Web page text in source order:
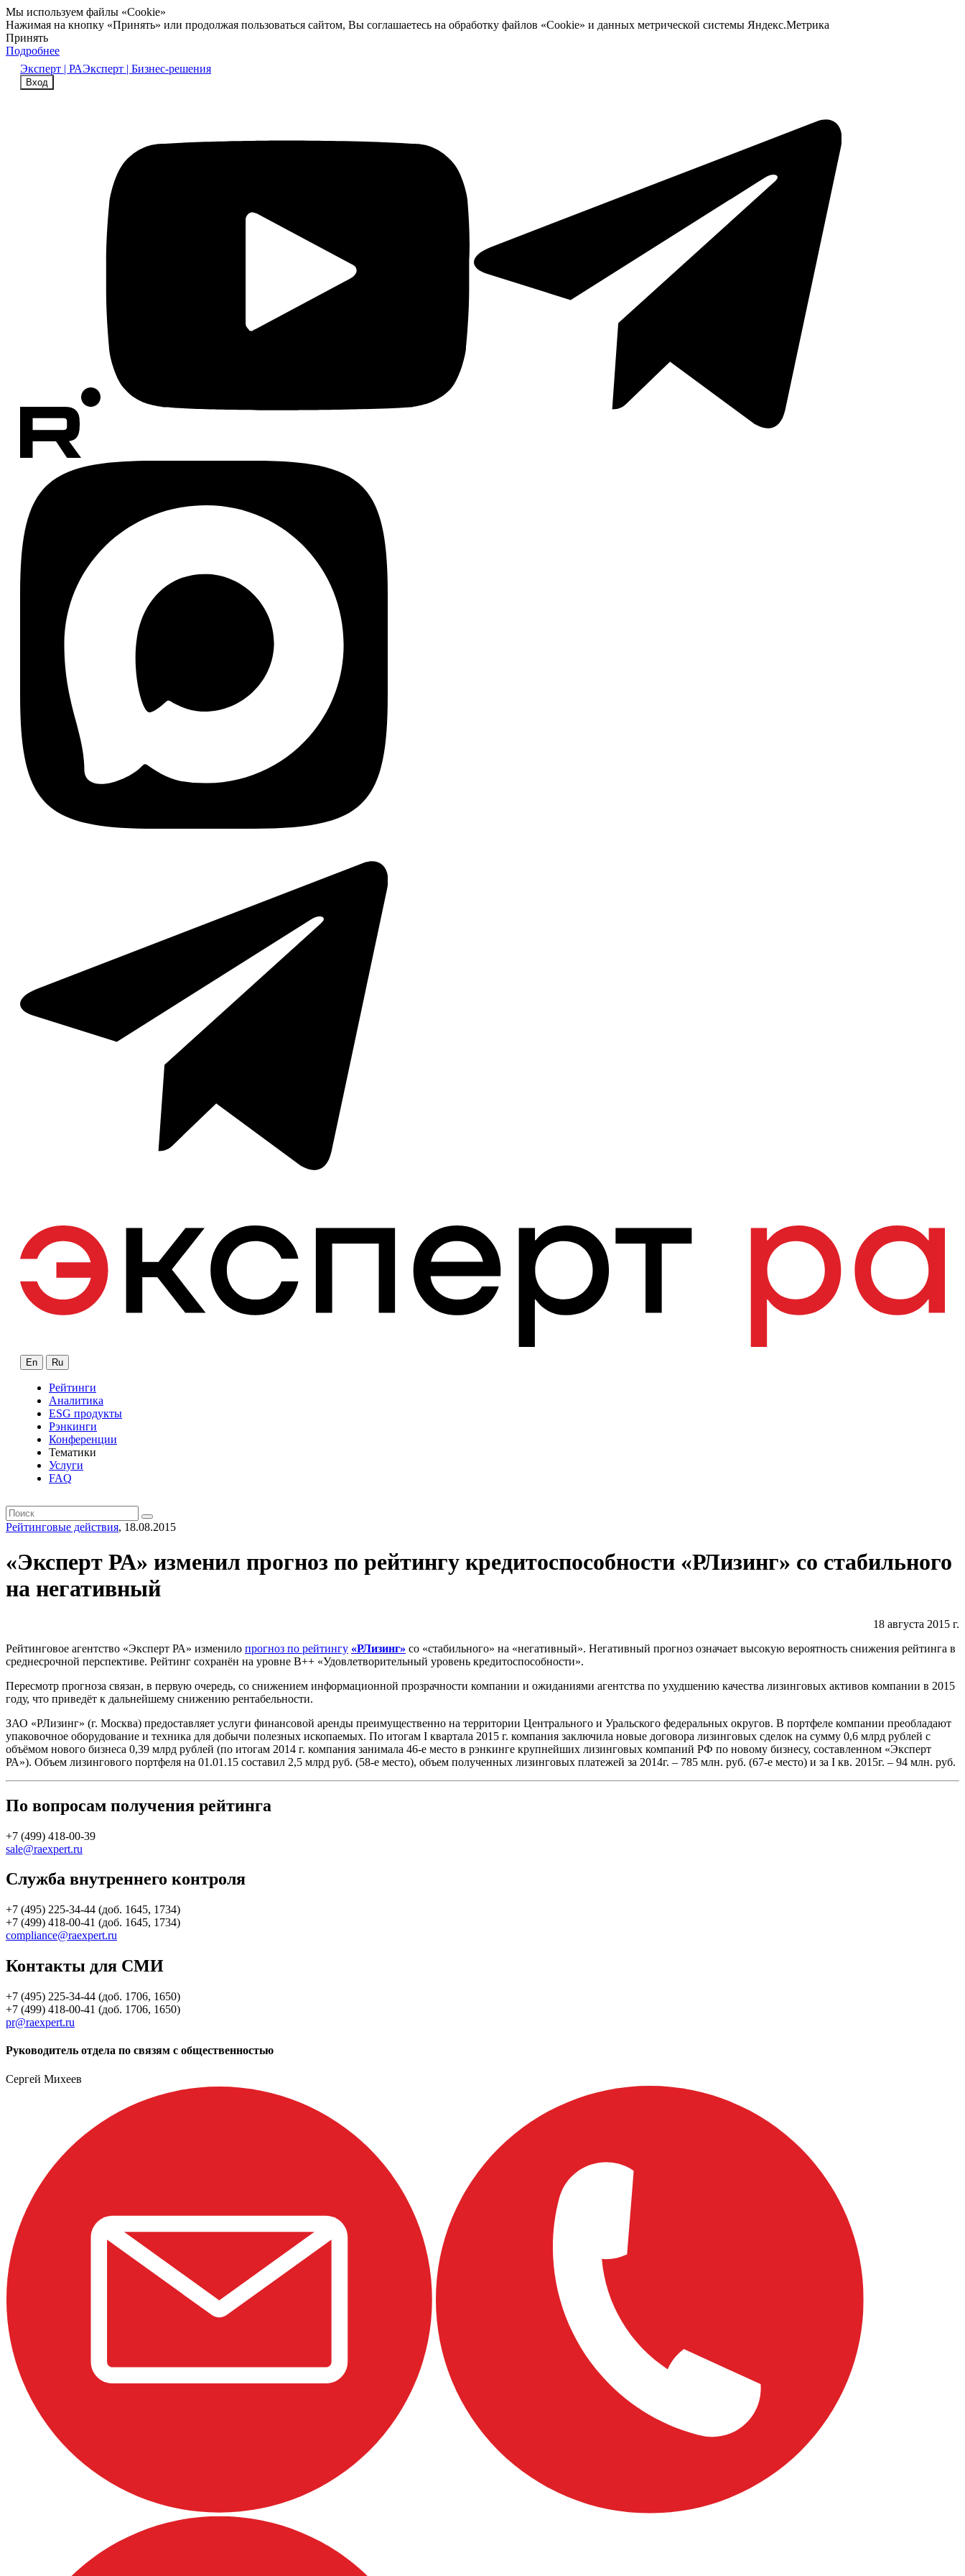
Мы используем файлы «Cookie»
Нажимая на кнопку «Принять» или продолжая пользоваться сайтом, Вы соглашаетесь на обработку файлов «Cookie» и данных метрической системы Яндекс.Метрика
Принять
Подробнее
Эксперт | РАЭксперт | Бизнес-решения
Вход
En Ru
Рейтинги
Аналитика
ESG продукты
Рэнкинги
Конференции
Тематики
Услуги
FAQ
Рейтинговые действия, 18.08.2015
«Эксперт РА» изменил прогноз по рейтингу кредитоспособности «РЛизинг» со стабильного
на негативный
18 августа 2015 г.
Рейтинговое агентство «Эксперт РА» изменило прогноз по рейтингу «РЛизинг» со «стабильного» на «негативный». Негативный прогноз означает высокую вероятность снижения рейтинга в
среднесрочной перспективе. Рейтинг сохранён на уровне В++ «Удовлетворительный уровень кредитоспособности».
Пересмотр прогноза связан, в первую очередь, со снижением информационной прозрачности компании и ожиданиями агентства по ухудшению качества лизинговых активов компании в 2015
году, что приведёт к дальнейшему снижению рентабельности.
ЗАО «РЛизинг» (г. Москва) предоставляет услуги финансовой аренды преимущественно на территории Центрального и Уральского федеральных округов. В портфеле компании преобладают
упаковочное оборудование и техника для добычи полезных ископаемых. По итогам I квартала 2015 г. компания заключила новые договора лизинговых сделок на сумму 0,6 млрд рублей с
объёмом нового бизнеса 0,39 млрд рублей (по итогам 2014 г. компания занимала 46-е место в рэнкинге крупнейших лизинговых компаний РФ по новому бизнесу, составленном «Эксперт
РА»). Объем лизингового портфеля на 01.01.15 составил 2,5 млрд руб. (58-е место), объем полученных лизинговых платежей за 2014г. – 785 млн. руб. (67-е место) и за I кв. 2015г. – 94 млн. руб.
По вопросам получения рейтинга
+7 (499) 418-00-39
sale@raexpert.ru
Служба внутреннего контроля
+7 (495) 225-34-44 (доб. 1645, 1734)
+7 (499) 418-00-41 (доб. 1645, 1734)
compliance@raexpert.ru
Контакты для СМИ
+7 (495) 225-34-44 (доб. 1706, 1650)
+7 (499) 418-00-41 (доб. 1706, 1650)
pr@raexpert.ru
Руководитель отдела по связям с общественностью
Сергей Михеев